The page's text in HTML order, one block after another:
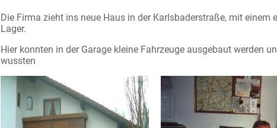
Die Firma zieht ins neue Haus in der Karlsbaderstraße, mit
Lager.
Hier konnten in der Garage kleine Fahrzeuge ausgebaut werden
wussten